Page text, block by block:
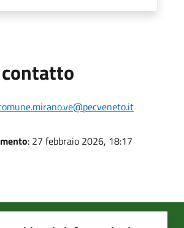
: 27 febbraio 2026, 18:17